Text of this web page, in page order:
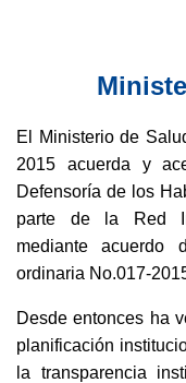
El Ministerio de
2015 acuerda y
Defensoría de los
parte de la Red
mediante acuerdo
ordinaria No.017-
Desde entonces ha
planificación
la transparencia